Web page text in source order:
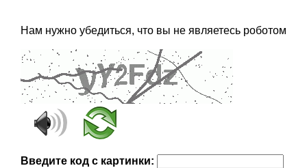
Нам нужно убедиться, что вы не являетесь роботом
Введите код с картинки: